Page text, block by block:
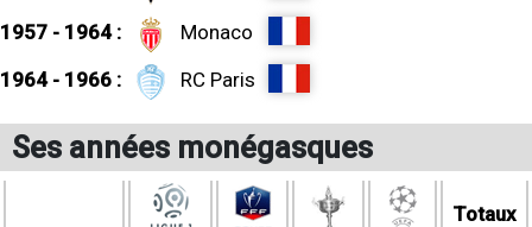
1957 - 1964 :
Monaco
1964 - 1966 :
RC Paris
Ses années monégasques
Totaux